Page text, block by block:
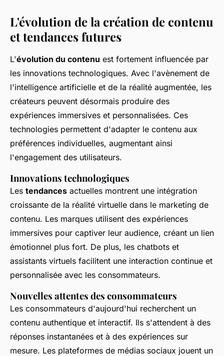
L'évolution de la création de contenu
et tendances futures
L'évolution du contenu est fortement influencée par
les innovations technologiques. Avec l'avènement de
l'intelligence artificielle et de la réalité augmentée, les
créateurs peuvent désormais produire des
expériences immersives et personnalisées. Ces
technologies permettent d'adapter le contenu aux
préférences individuelles, augmentant ainsi
l'engagement des utilisateurs.
Innovations technologiques
Les tendances actuelles montrent une intégration
croissante de la réalité virtuelle dans le marketing de
contenu. Les marques utilisent des expériences
immersives pour captiver leur audience, créant un lien
émotionnel plus fort. De plus, les chatbots et
assistants virtuels facilitent une interaction continue et
personnalisée avec les consommateurs.
Nouvelles attentes des consommateurs
Les consommateurs d'aujourd'hui recherchent un
contenu authentique et interactif. Ils s'attendent à des
réponses instantanées et à des expériences sur
mesure. Les plateformes de médias sociaux jouent un